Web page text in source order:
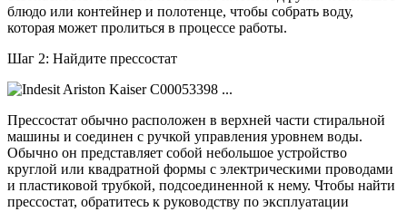
блюдо или контейнер и полотенце, чтобы собрать воду,
которая может пролиться в процессе работы.
Шаг 2: Найдите прессостат
Прессостат обычно расположен в верхней части стиральной
машины и соединен с ручкой управления уровнем воды.
Обычно он представляет собой небольшое устройство
круглой или квадратной формы с электрическими проводами
и пластиковой трубкой, подсоединенной к нему. Чтобы найти
прессостат, обратитесь к руководству по эксплуатации